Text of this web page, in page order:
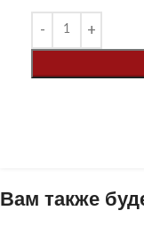
Вам также